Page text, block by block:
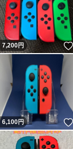
7,200円
6,100円